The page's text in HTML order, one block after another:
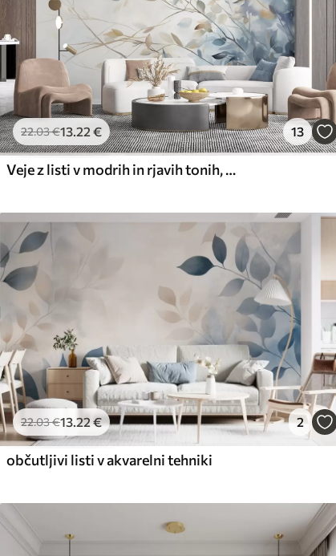
Razpoložljivi materiali
Standard
45.0027.00€/m²
Premium vinil
22.03€13 .22 € 13
Veje z listi v modrih in rjavih tonih, svetlo ozadje, mehko in občutljivo, akvarelni slog
22.03€13.22 € 2
občutljivi listi v akvarelni tehniki